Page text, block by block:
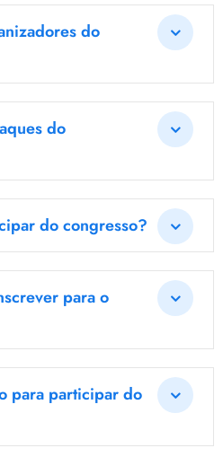
do
do
do congresso?
para o
para participar do